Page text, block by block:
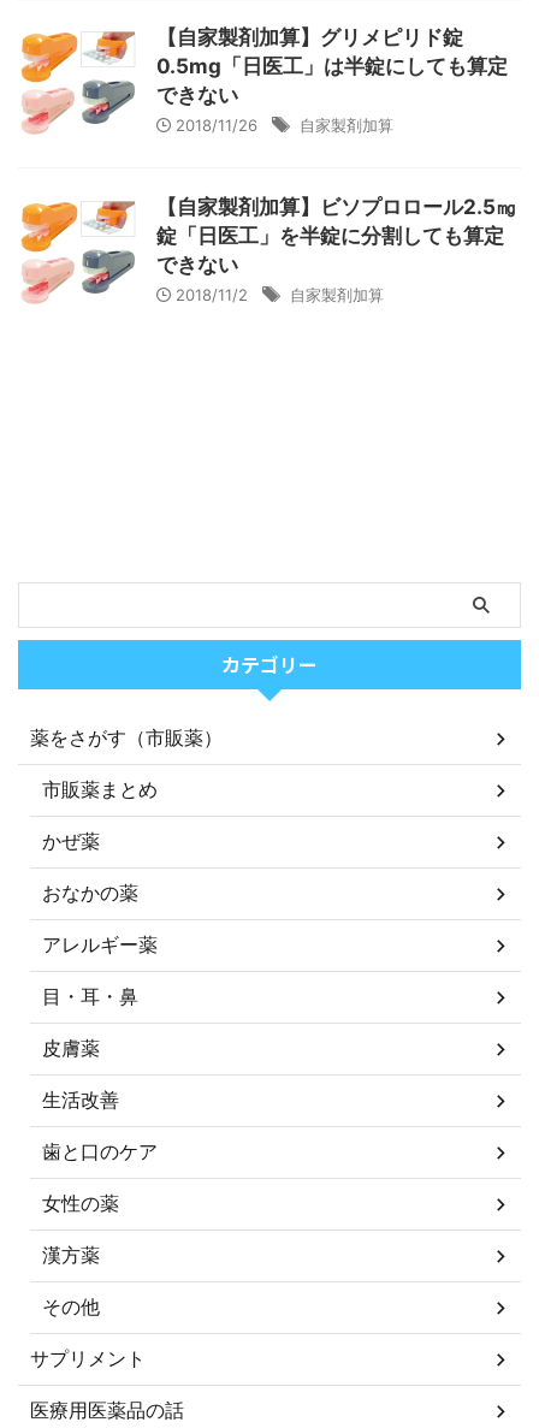
【自家製剤加算】グリメピリド錠
0.5mg「日医工」は半錠にしても算定
できない
2018/11/26 自家製剤加算
【自家製剤加算】ビソプロロール2.5㎎
錠「日医工」を半錠に分割しても算定
できない
2018/11/2 自家製剤加算
カテゴリー
薬をさがす（市販薬）
市販薬まとめ
かぜ薬
おなかの薬
アレルギー薬
目・耳・鼻
皮膚薬
生活改善
歯と口のケア
女性の薬
漢方薬
その他
サプリメント
医療用医薬品の話